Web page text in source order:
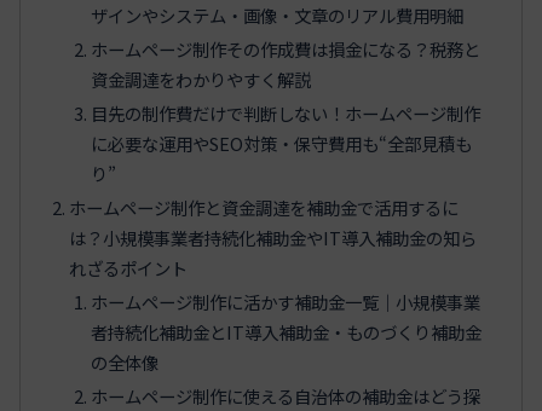
ザインやシステム・画像・文章のリアル費用明細
ホームページ制作その作成費は損金になる？税務と
資金調達をわかりやすく解説
目先の制作費だけで判断しない！ホームページ制作
に必要な運用やSEO対策・保守費用も“全部見積も
り”
ホームページ制作と資金調達を補助金で活用するに
は？小規模事業者持続化補助金やIT導入補助金の知ら
れざるポイント
ホームページ制作に活かす補助金一覧｜小規模事業
者持続化補助金とIT導入補助金・ものづくり補助金
の全体像
ホームページ制作に使える自治体の補助金はどう探